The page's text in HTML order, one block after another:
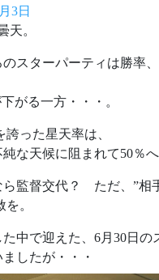
3日
天。
のスターパーティは勝率
がる一方・・・。
誇った星天率は、
な天候に阻まれて50％へ
ら監督交代？ ただ、”相
。
た中で迎えた、6月30日の
したが・・・